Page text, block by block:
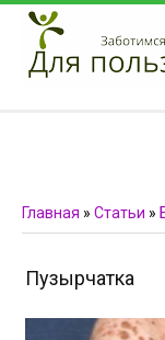
Блок скоро
Телефон:
Мобильный:
Главная » Статьи »
Пузырчатка